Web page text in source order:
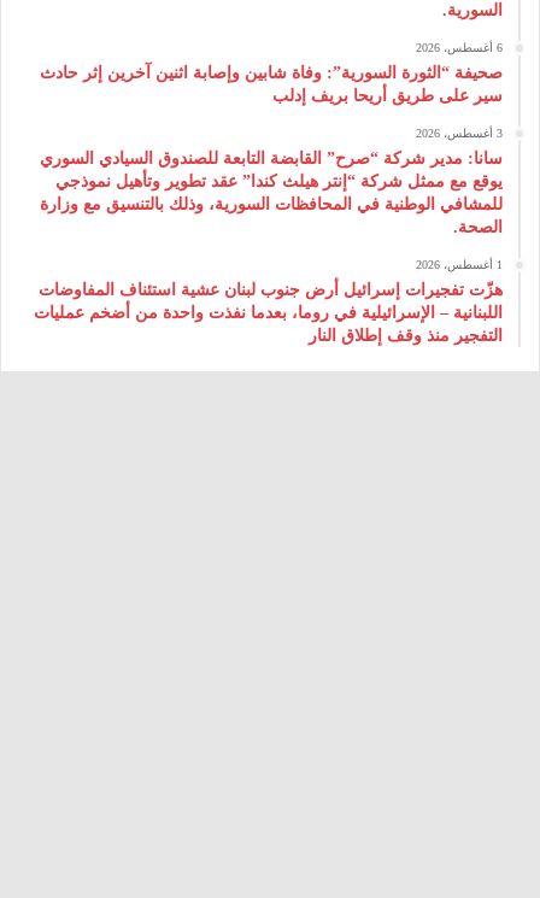
السورية.
6 أغسطس، 2026
صحيفة “الثورة السورية”: وفاة شابين وإصابة اثنين آخرين إثر حادث
سير على طريق أريحا بريف إدلب
3 أغسطس، 2026
سانا: مدير شركة “صرح” القابضة التابعة للصندوق السيادي السوري
يوقع مع ممثل شركة “إنتر هيلث كندا” عقد تطوير وتأهيل نموذجي
للمشافي الوطنية في المحافظات السورية، وذلك بالتنسيق مع وزارة
الصحة.
1 أغسطس، 2026
هزّت تفجيرات إسرائيل أرض جنوب لبنان عشية استئناف المفاوضات
اللبنانية – الإسرائيلية في روما، بعدما نفذت واحدة من أضخم عمليات
التفجير منذ وقف إطلاق النار